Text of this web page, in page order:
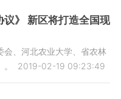
议》 新区将打造全国现
会、河北农业大学、省农林
2019-02-19 09:23:49